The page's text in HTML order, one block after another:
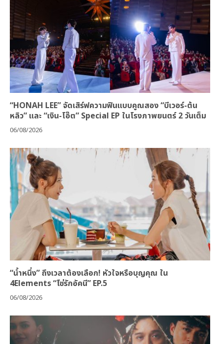
“HONAH LEE” จัดเสิร์ฟความฟินแบบคูณสอง “บีเวอร์-ต้น
หลิว” และ “เงิน-โอ๊ต” Special EP ในโรงภาพยนตร์ 2 วันเต็ม
06/08/2026
“น้ำหนึ่ง” ถึงเวลาต้องเลือก! หัวใจหรือบุญคุณ ใน
4Elements “โซ่รักอัคนี” EP.5
06/08/2026